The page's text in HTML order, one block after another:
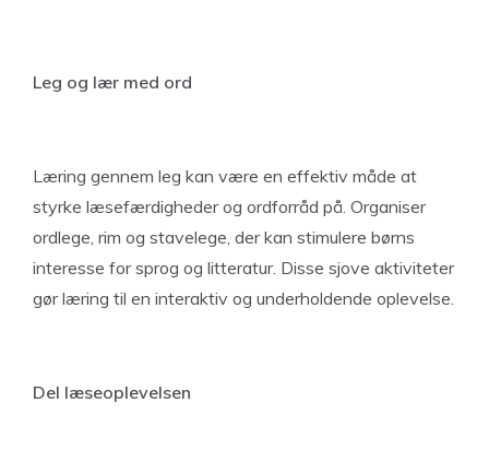
Leg og lær med ord
Læring gennem leg kan være en effektiv måde at
styrke læsefærdigheder og ordforråd på. Organiser
ordlege, rim og stavelege, der kan stimulere børns
interesse for sprog og litteratur. Disse sjove aktiviteter
gør læring til en interaktiv og underholdende oplevelse.
Del læseoplevelsen